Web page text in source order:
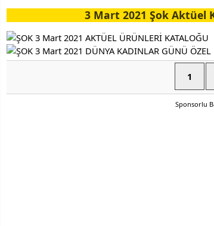
3 Mart 2021 Şok Aktüel
1
Sponsorlu